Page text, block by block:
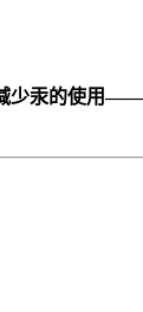
少汞的使用